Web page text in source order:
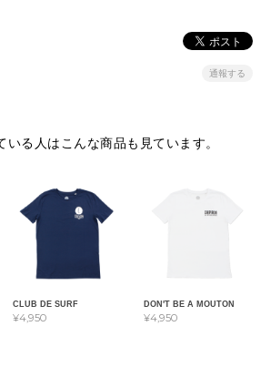
通報する
いる人はこんな商品も見ています。
CLUB DE SURF
¥4,950
DON'T BE A MOUTON
¥4,950